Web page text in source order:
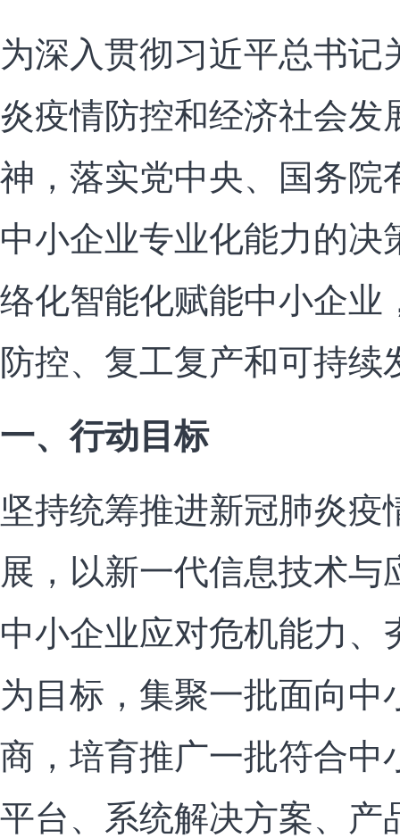
为深入贯彻习近平总书记
炎疫情防控和经济社会发
神，落实党中央、国务院
中小企业专业化能力的决
络化智能化赋能中小企业
防控、复工复产和可持续
一、行动目标
坚持统筹推进新冠肺炎疫
展，以新一代信息技术与
中小企业应对危机能力、
为目标，集聚一批面向中
商，培育推广一批符合中
平台、系统解决方案、产